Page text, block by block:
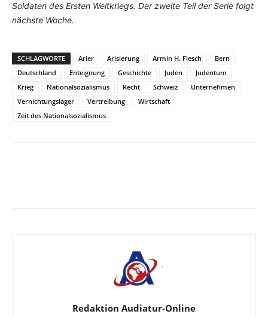
Soldaten des Ersten Weltkriegs. Der zweite Teil der Serie folgt
nächste Woche.
SCHLAGWORTE Arier Arisierung Armin H. Flesch
Bern
Deutschland
Enteignung Geschichte Juden
Judentum
Krieg
Nationalsozialismus Recht Schweiz
Unternehmen
Vernichtungslager
Vertreibung
Wirtschaft
Zeit des Nationalsozialismus
Redaktion Audiatur-Online